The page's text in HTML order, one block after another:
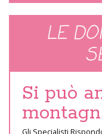
LE
Si può
Gli Specialisti